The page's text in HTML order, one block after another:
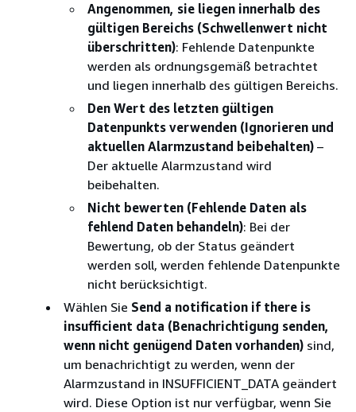
Angenommen, sie liegen innerhalb des
gültigen Bereichs (Schwellenwert nicht
überschritten): Fehlende Datenpunkte
werden als ordnungsgemäß betrachtet
und liegen innerhalb des gültigen Bereichs.
Den Wert des letzten gültigen
Datenpunkts verwenden (Ignorieren und
aktuellen Alarmzustand beibehalten) –
Der aktuelle Alarmzustand wird
beibehalten.
Nicht bewerten (Fehlende Daten als
fehlend Daten behandeln): Bei der
Bewertung, ob der Status geändert
werden soll, werden fehlende Datenpunkte
nicht berücksichtigt.
Wählen Sie Send a notification if there is
insufficient data (Benachrichtigung senden,
wenn nicht genügend Daten vorhanden) sind,
um benachrichtigt zu werden, wenn der
Alarmzustand in INSUFFICIENT_DATA geändert
wird. Diese Option ist nur verfügbar, wenn Sie